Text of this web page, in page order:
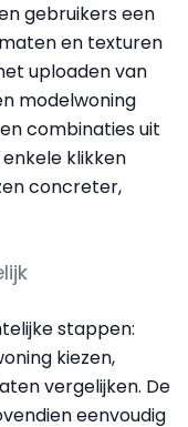
gebruikers een
en texturen
uploaden van
modelwoning
combinaties uit
klikken
concreter,
stappen:
kiezen,
vergelijken. De
eenvoudig